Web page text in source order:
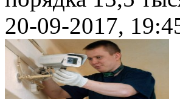
20-09-2017,